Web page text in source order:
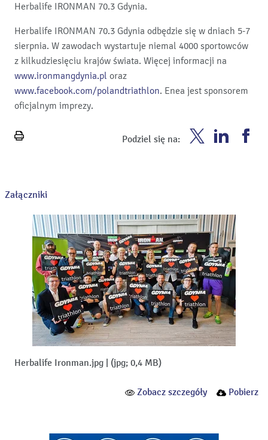
Herbalife IRONMAN 70.3 Gdynia.
Herbalife IRONMAN 70.3 Gdynia odbędzie się w dniach 5-7
sierpnia. W zawodach wystartuje niemal 4000 sportowców
z kilkudziesięciu krajów świata. Więcej informacji na
www.ironmangdynia.pl oraz
www.facebook.com/polandtriathlon. Enea jest sponsorem
oficjalnym imprezy.
Wydrukuj
Podziel się na:
Enea Enea
Załączniki
Herbalife Ironman.jpg (jpg; 0,4 MB)
Zobacz szczegóły Pobierz